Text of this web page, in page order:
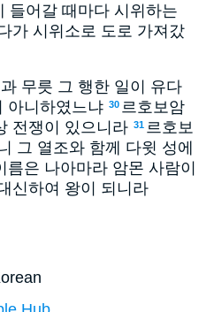
들어갈 때마다 시위하는
가 시위소로 도로 가져갔
무릇 그 행한 일이 유다
아니하였느냐 30 르호보암
전쟁이 있으니라 31 르호보
그 열조와 함께 다윗 성에
은 나아마라 암몬 사람이
신하여 왕이 되니라